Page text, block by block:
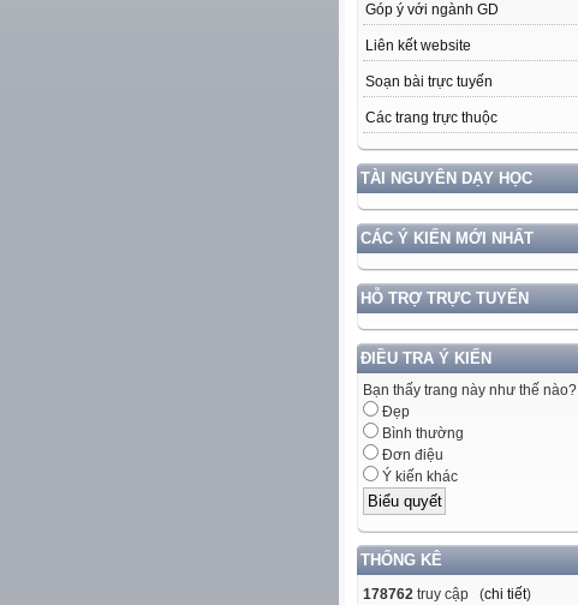
Góp ý với ngành GD
Liên kết website
Soạn bài trực tuyến
Các trang trực thuộc
TÀI NGUYÊN DẠY HỌC
CÁC Ý KIẾN MỚI NHẤT
HỖ TRỢ TRỰC TUYẾN
ĐIỀU TRA Ý KIẾN
Bạn thấy trang này như thế nào?
Đẹp
Bình thường
Đơn điệu
Ý kiến khác
THỐNG KÊ
178762 truy cập (chi tiết)